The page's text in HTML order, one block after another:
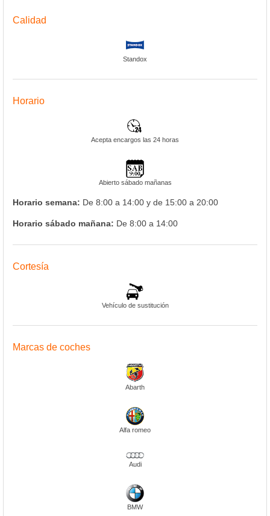
Calidad
Standox
Horario
Acepta encargos las 24 horas
Abierto sábado mañanas
Horario semana: De 8:00 a 14:00 y de 15:00 a 20:00
Horario sábado mañana: De 8:00 a 14:00
Cortesía
Vehículo de sustitución
Marcas de coches
Abarth
Alfa romeo
Audi
BMW